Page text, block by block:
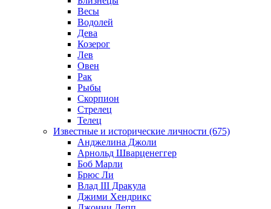
Весы
Водолей
Дева
Козерог
Лев
Овен
Рак
Рыбы
Скорпион
Стрелец
Телец
Известные и исторические личности (675)
Анджелина Джоли
Арнольд Шварценеггер
Боб Марли
Брюс Ли
Влад III Дракула
Джими Хендрикс